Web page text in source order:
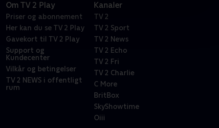
Om TV 2 Play
Priser og abonnement
Her kan du se TV 2 Play
Gavekort til TV 2 Play
Support og
Kundecenter
Vilkår og betingelser
TV 2 NEWS i offentligt
rum
Kanaler
TV 2
TV 2 Sport
TV 2 News
TV 2 Echo
TV 2 Fri
TV 2 Charlie
C More
BritBox
SkyShowtime
Oiii